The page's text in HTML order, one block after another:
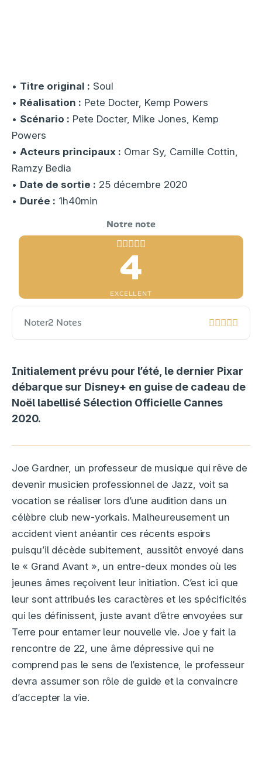
Initialement prévu pour l’été, le dernier Pixar
débarque sur Disney+ en guise de cadeau de
Noël labellisé Sélection Officielle Cannes
2020.
Joe Gardner, un professeur de musique qui rêve de
devenir musicien professionnel de Jazz, voit sa
vocation se réaliser lors d’une audition dans un
célèbre club new-yorkais. Malheureusement un
accident vient anéantir ces récents espoirs
puisqu’il décède subitement, aussitôt envoyé dans
le « Grand Avant », un entre-deux mondes où les
jeunes âmes reçoivent leur initiation. C’est ici que
leur sont attribués les caractères et les spécificités
qui les définissent, juste avant d’être envoyées sur
Terre pour entamer leur nouvelle vie. Joe y fait la
rencontre de 22, une âme dépressive qui ne
comprend pas le sens de l’existence, le professeur
devra assumer son rôle de guide et la convaincre
d’accepter la vie.
Noter2 Notes
• Titre original : Soul
• Réalisation : Pete Docter, Kemp Powers
• Scénario : Pete Docter, Mike Jones, Kemp
Powers
• Acteurs principaux : Omar Sy, Camille Cottin,
Ramzy Bedia
• Date de sortie : 25 décembre 2020
• Durée : 1h40min
4
EXCELLENT